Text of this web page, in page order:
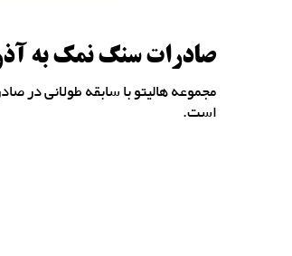
صادرات سنگ نمک به
مجموعه هالیتو با سابقه طولانی در
است.